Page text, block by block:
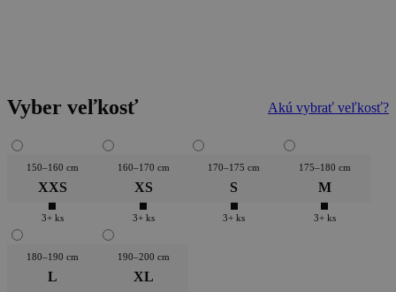
Vyber veľkosť Akú vybrať veľkosť?
150–160 cm
XXS
3+ ks
160–170 cm
XS
3+ ks
170–175 cm
S
3+ ks
175–180 cm
M
3+ ks
180–190 cm
L
190–200 cm
XL